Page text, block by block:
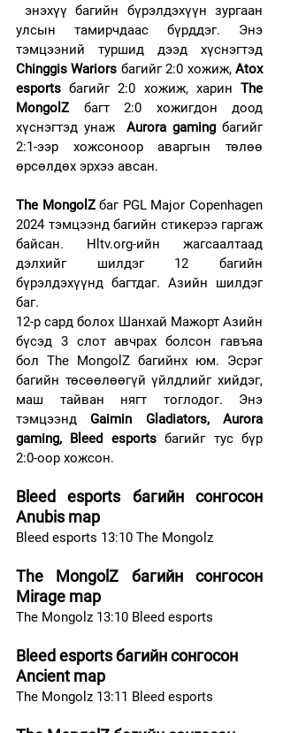
энэхүү багийн бүрэлдэхүүн зургаан
улсын тамирчдаас бүрддэг. Энэ
Chinggis Wariors багийг 2:0 хожиж, Atox
esports багийг 2:0 хожиж, харин The
MongolZ багт 2:0 хожигдон доод
хүснэгтэд унаж Aurora gaming багийг
2:1-ээр хожсоноор аваргын төлөө
өрсөлдөх эрхээ авсан.
The MongolZ баг PGL Major Copenhagen
2024 тэмцээнд багийн стикерээ гаргаж
байсан. Hltv.org-ийн жагсаалтаад
дэлхийг шилдэг 12 багийн
бүрэлдэхүүнд багтдаг. Азийн шилдэг
баг.
12-р сард болох Шанхай Мажорт Азийн
бүсэд 3 слот авчрах болсон гавъяа
бол The MongolZ багийнх юм. Эсрэг
багийн төсөөлөөгүй үйлдлийг хийдэг,
маш тайван нягт тоглодог. Энэ
тэмцээнд Gaimin Gladiators, Aurora
gaming, Bleed esports багийг тус бүр
2:0-оор хожсон.
Bleed esports багийн сонгосон
Anubis map
Bleed esports 13:10 The Mongolz
The MongolZ багийн сонгосон
Mirage map
The Mongolz 13:10 Bleed esports
Bleed esports багийн сонгосон
Ancient map
The Mongolz 13:11 Bleed esports